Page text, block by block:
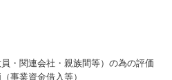
・関連会社・親族間等）の為の評価
事業資金借入等）